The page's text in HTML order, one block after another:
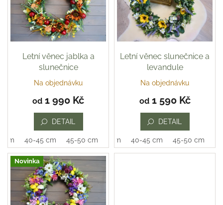
Letní věnec jablka a
slunečnice
Na objednávku
od 1 990 Kč
DETAIL
cm 40-45 cm 45-50 cm
Letní věnec slunečnice a
levandule
Na objednávku
od1 590 Kč
DETAIL
35-40 cm 40-45 cm 45-50 cm
Novinka